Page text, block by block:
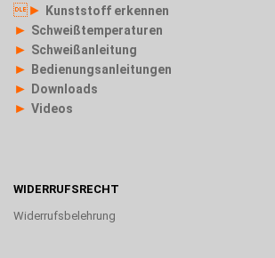
► Kunststoff erkennen
► Schweißtemperaturen
► Schweißanleitung
► Bedienungsanleitungen
► Downloads
► Videos
WIDERRUFSRECHT
Widerrufsbelehrung